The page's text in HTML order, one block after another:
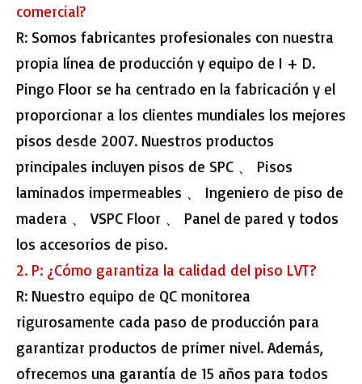
comercial?
R: Somos fabricantes profesionales con nuestra
propia línea de producción y equipo de I + D.
Pingo Floor se ha centrado en la fabricación y el
proporcionar a los clientes mundiales los mejores
pisos desde 2007. Nuestros productos
principales incluyen pisos de SPC 、 Pisos
laminados impermeables 、 Ingeniero de piso de
madera 、 VSPC Floor 、 Panel de pared y todos
los accesorios de piso.
2. P: ¿Cómo garantiza la calidad del piso LVT?
R: Nuestro equipo de QC monitorea
rigurosamente cada paso de producción para
garantizar productos de primer nivel. Además,
ofrecemos una garantía de 15 años para todos